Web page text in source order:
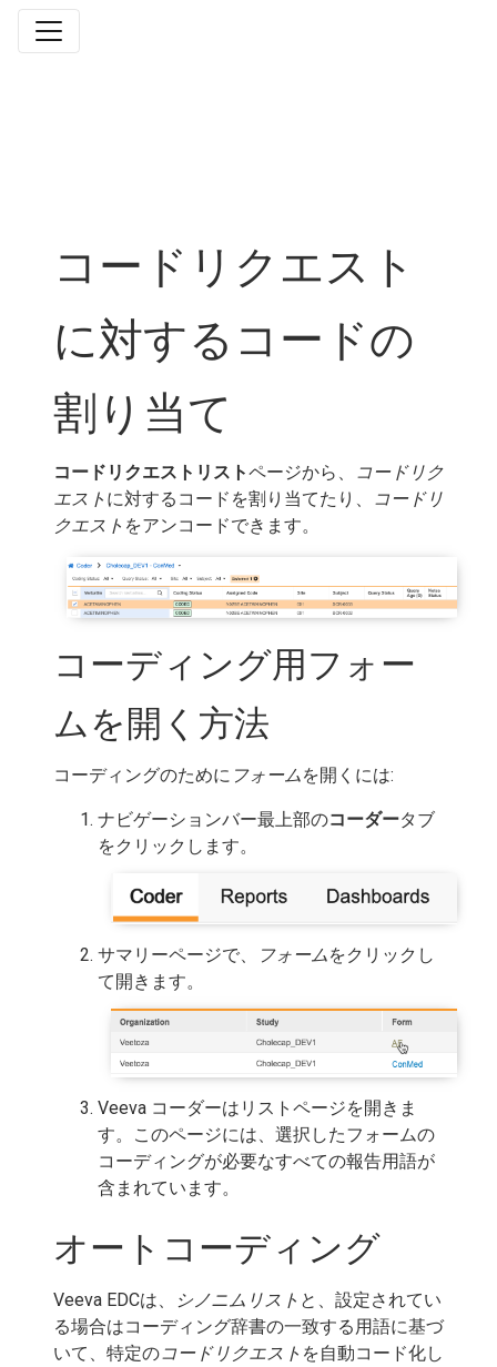
コードリクエスト
に対するコードの
割り当て
コードリクエストリストページから、
コードリク
エスト に対するコードを割り当てたり、
コードリ
クエスト をアンコードできます。
コーディング用フォー
ムを開く方法
コーディングのために フォームを開くには:
ナビゲーションバー最上部のコーダータブ
をクリックします。
サマリーページで、 フォームをクリックし
て開きます。
Veeva コーダーはリストページを開きま
す。このページには、選択したフォームの
コーディングが必要なすべての報告用語が
含まれています。
オートコーディング
Veeva EDCは、 シノニムリスト と、設定されてい
る場合はコーディング辞書の一致する用語に基づ
いて、特定のコードリクエスト を自動コード化し